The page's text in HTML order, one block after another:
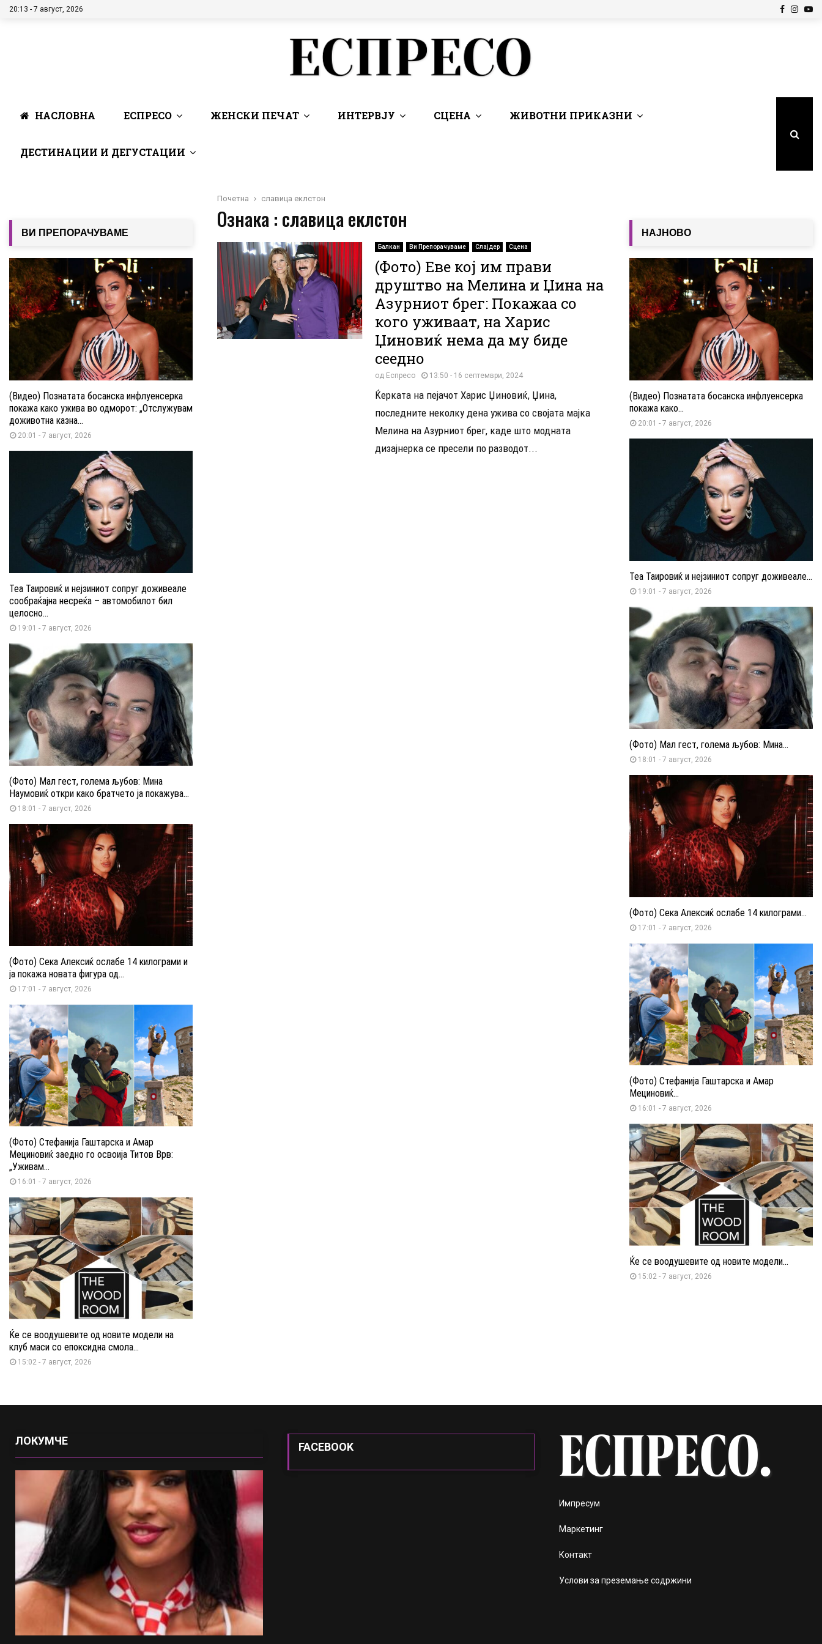
20:13 - 7 август, 2026 Facebook
НАСЛОВНА ЕСПРЕСО ЖЕНСКИ ПЕЧАТ ИНТЕРВЈУ СЦЕНА ЖИВОТНИ ПРИКАЗНИ
ДЕСТИНАЦИИ И ДЕГУСТАЦИИ
Почетна славица еклстон
Ознака : славица еклстон
Балкан Ви Препорачуваме Слајдер Сцена
(Фото) Еве кој им прави
друштво на Мелина и Џина на
Азурниот брег: Покажаа со
кого уживаат, на Харис
Џиновиќ нема да му биде
сеедно
од Еспресо 13:50 - 16 септември, 2024
Ќерката на пејачот Харис Џиновиќ, Џина,
последните неколку дена ужива со својата мајка
Мелина на Азурниот брег, каде што модната
дизајнерка се пресели по разводот...
ВИ ПРЕПОРАЧУВАМЕ
(Видео) Познатата босанска инфлуенсерка
покажа како ужива во одморот: „Отслужувам
доживотна казна...
20:01 - 7 август, 2026
Теа Таировиќ и нејзиниот сопруг доживеале
сообраќајна несреќа – автомобилот бил
целосно...
19:01 - 7 август, 2026
(Фото) Мал гест, голема љубов: Мина
Наумовиќ откри како братчето ја покажува...
18:01 - 7 август, 2026
(Фото) Сека Алексиќ ослабе 14 килограми и
ја покажа новата фигура од...
17:01 - 7 август, 2026
(Фото) Стефанија Гаштарска и Амар
Мециновиќ заедно го освоија Титов Врв:
„Уживам...
16:01 - 7 август, 2026
Ќе се воодушевите од новите модели на
клуб маси со епоксидна смола...
15:02 - 7 август, 2026
НАЈНОВО
(Видео) Познатата босанска инфлуенсерка
покажа како...
20:01 - 7 август, 2026
Теа Таировиќ и нејзиниот сопруг доживеале...
19:01 - 7 август, 2026
(Фото) Мал гест, голема љубов: Мина...
18:01 - 7 август, 2026
(Фото) Сека Алексиќ ослабе 14 килограми...
17:01 - 7 август, 2026
(Фото) Стефанија Гаштарска и Амар
Мециновиќ...
16:01 - 7 август, 2026
Ќе се воодушевите од новите модели...
15:02 - 7 август, 2026
ЛОКУМЧЕ FACEBOOK
Импресум
Маркетинг
Контакт
Услови за преземање содржини